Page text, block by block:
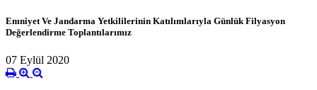
Emniyet Ve Jandarma Yetkililerinin Katılımlarıyla Günlük Filyasyon
Değerlendirme Toplantılarımız
07 Eylül 2020